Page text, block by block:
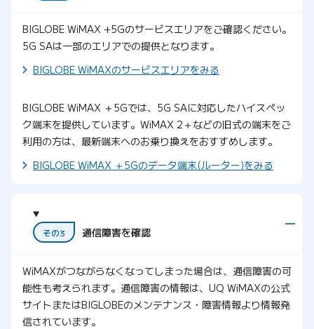
BIGLOBE WiMAX +5Gのサービスエリアをご確認ください。
5G SAは一部のエリアでの提供となります。
BIGLOBE WiMAXのサービスエリアをみる
BIGLOBE WiMAX ＋5Gでは、5G SAに対応したハイスペッ
ク端末を提供しています。WiMAX 2＋などの旧式の端末をご
利用の方は、最新端末へのお乗り換えをおすすめします。
BIGLOBE WiMAX ＋5Gのデータ端末(ルーター)をみる
その3 通信障害を確認
WiMAXがつながらなくなってしまった場合は、通信障害の可
能性も考えられます。通信障害の情報は、UQ WiMAXの公式
サイトまたはBIGLOBEのメンテナンス・障害情報より情報発
信されています。